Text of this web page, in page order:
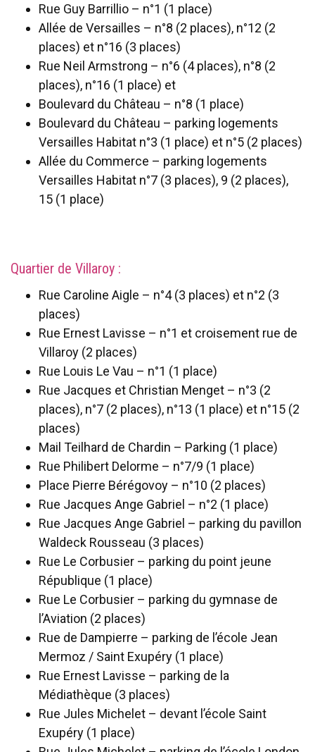
Rue Guy Barrillio – n°1 (1 place)
Allée de Versailles – n°8 (2 places), n°12 (2
places) et n°16 (3 places)
Rue Neil Armstrong – n°6 (4 places), n°8 (2
places), n°16 (1 place) et
Boulevard du Château – n°8 (1 place)
Boulevard du Château – parking logements
Versailles Habitat n°3 (1 place) et n°5 (2 places)
Allée du Commerce – parking logements
Versailles Habitat n°7 (3 places), 9 (2 places),
15 (1 place)
Quartier de Villaroy :
Rue Caroline Aigle – n°4 (3 places) et n°2 (3
places)
Rue Ernest Lavisse – n°1 et croisement rue de
Villaroy (2 places)
Rue Louis Le Vau – n°1 (1 place)
Rue Jacques et Christian Menget – n°3 (2
places), n°7 (2 places), n°13 (1 place) et n°15 (2
places)
Mail Teilhard de Chardin – Parking (1 place)
Rue Philibert Delorme – n°7/9 (1 place)
Place Pierre Bérégovoy – n°10 (2 places)
Rue Jacques Ange Gabriel – n°2 (1 place)
Rue Jacques Ange Gabriel – parking du pavillon
Waldeck Rousseau (3 places)
Rue Le Corbusier – parking du point jeune
République (1 place)
Rue Le Corbusier – parking du gymnase de
l’Aviation (2 places)
Rue de Dampierre – parking de l’école Jean
Mermoz / Saint Exupéry (1 place)
Rue Ernest Lavisse – parking de la
Médiathèque (3 places)
Rue Jules Michelet – devant l’école Saint
Exupéry (1 place)